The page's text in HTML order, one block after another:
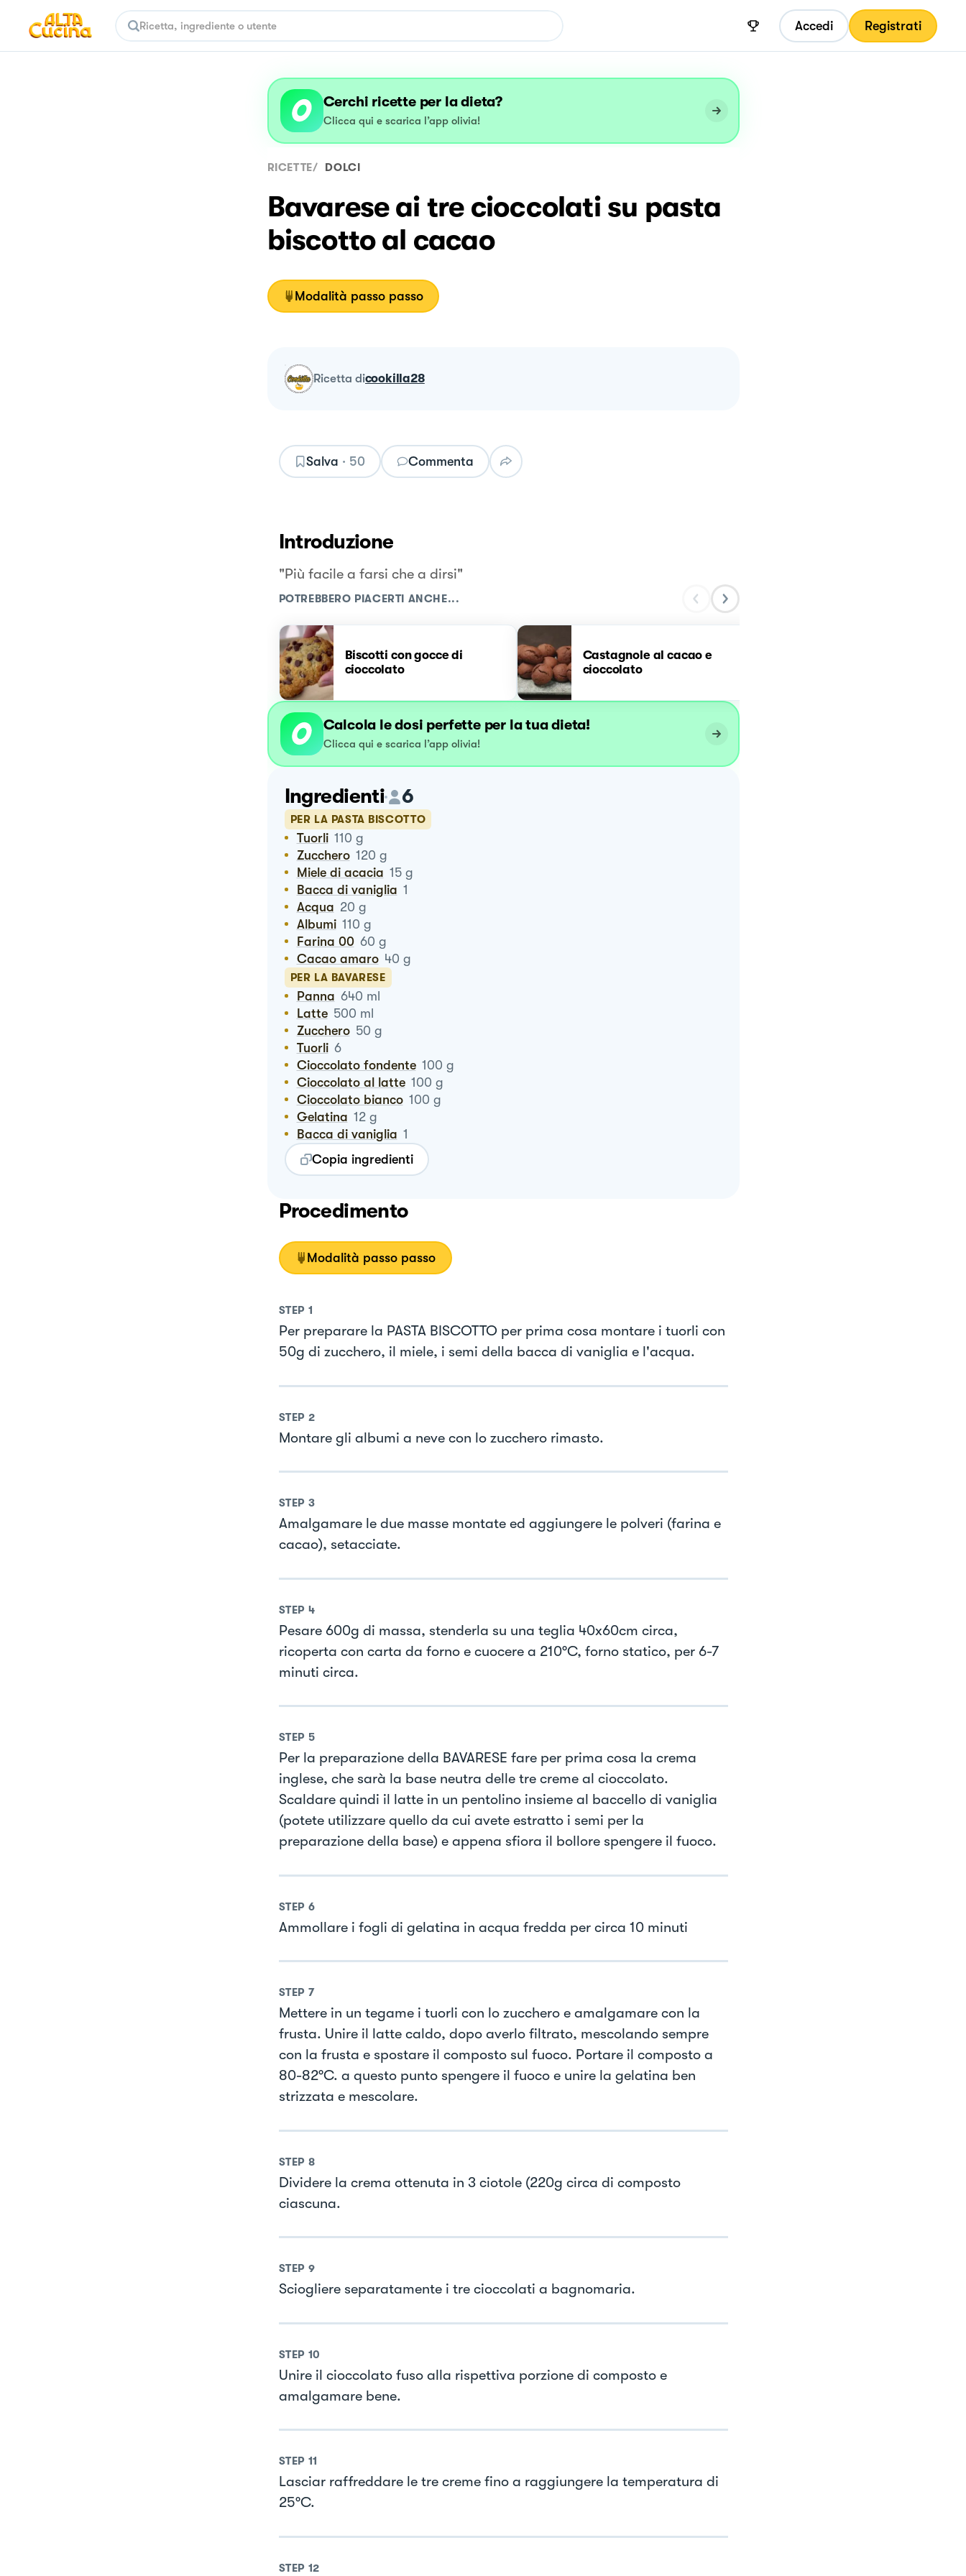
Accedi Registrati
Cerchi ricette per la dieta?
Clicca qui e scarica l’app olivia!
RICETTE/ DOLCI
Bavarese ai tre cioccolati su pasta
biscotto al cacao
Modalità passo passo
ricetta dicookilla28
Salva · 50 Commenta
Introduzione
"Più facile a farsi che a dirsi"
POTREBBERO PIACERTI ANCHE...
Biscotti con gocce di
cioccolato
Castagnole al cacao e
cioccolato
Calcola le dosi perfette per la tua dieta!
Clicca qui e scarica l’app olivia!
Ingredienti 6
PER LA PASTA BISCOTTO
Tuorli 110 g
Zucchero 120 g
Miele di acacia 15 g
Bacca di vaniglia 1
Acqua 20 g
Albumi 110 g
Farina 00 60 g
Cacao amaro 40 g
PER LA BAVARESE
Panna 640 ml
Latte 500 ml
Zucchero 50 g
Tuorli 6
Cioccolato fondente 100 g
Cioccolato al latte 100 g
Cioccolato bianco 100 g
Gelatina 12 g
Bacca di vaniglia 1
Copia ingredienti
Procedimento
Modalità passo passo
STEP 1
Per preparare la PASTA BISCOTTO per prima cosa montare i tuorli con
50g di zucchero, il miele, i semi della bacca di vaniglia e l'acqua.
STEP 2
Montare gli albumi a neve con lo zucchero rimasto.
STEP 3
Amalgamare le due masse montate ed aggiungere le polveri (farina e
cacao), setacciate.
STEP 4
Pesare 600g di massa, stenderla su una teglia 40x60cm circa,
ricoperta con carta da forno e cuocere a 210°C, forno statico, per 6-7
minuti circa.
STEP 5
Per la preparazione della BAVARESE fare per prima cosa la crema
inglese, che sarà la base neutra delle tre creme al cioccolato.
Scaldare quindi il latte in un pentolino insieme al baccello di vaniglia
(potete utilizzare quello da cui avete estratto i semi per la
preparazione della base) e appena sfiora il bollore spengere il fuoco.
STEP 6
Ammollare i fogli di gelatina in acqua fredda per circa 10 minuti
STEP 7
Mettere in un tegame i tuorli con lo zucchero e amalgamare con la
frusta. Unire il latte caldo, dopo averlo filtrato, mescolando sempre
con la frusta e spostare il composto sul fuoco. Portare il composto a
80-82°C. a questo punto spengere il fuoco e unire la gelatina ben
strizzata e mescolare.
STEP 8
Dividere la crema ottenuta in 3 ciotole (220g circa di composto
ciascuna.
STEP 9
Sciogliere separatamente i tre cioccolati a bagnomaria.
STEP 10
Unire il cioccolato fuso alla rispettiva porzione di composto e
amalgamare bene.
STEP 11
Lasciar raffreddare le tre creme fino a raggiungere la temperatura di
25°C.
STEP 12